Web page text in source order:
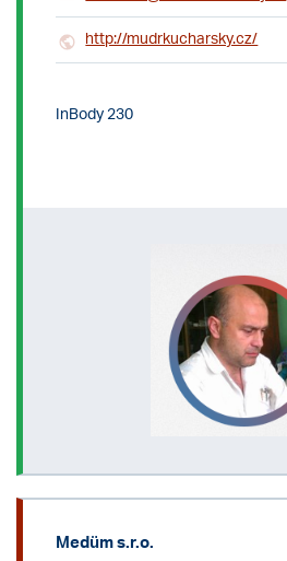
http://mudrkucharsky.cz/
InBody 230
Medüm s.r.o.